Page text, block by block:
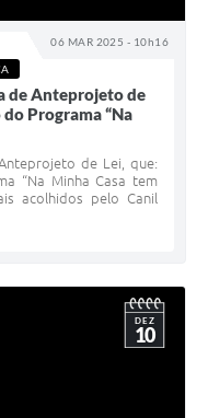
06 MAR 2025 - 10h16
de Anteprojeto de
Programa “Na
de Lei, que:
“Na Minha Casa tem
acolhidos pelo Canil
DEZ
10